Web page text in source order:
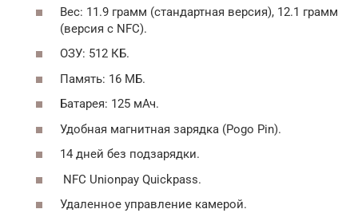
Вес: 11.9 грамм (стандартная версия), 12.1 грамм
(версия с NFC).
ОЗУ: 512 КБ.
Память: 16 МБ.
Батарея: 125 мАч.
Удобная магнитная зарядка (Pogo Pin).
14 дней без подзарядки.
NFC Unionpay Quickpass.
Удаленное управление камерой.